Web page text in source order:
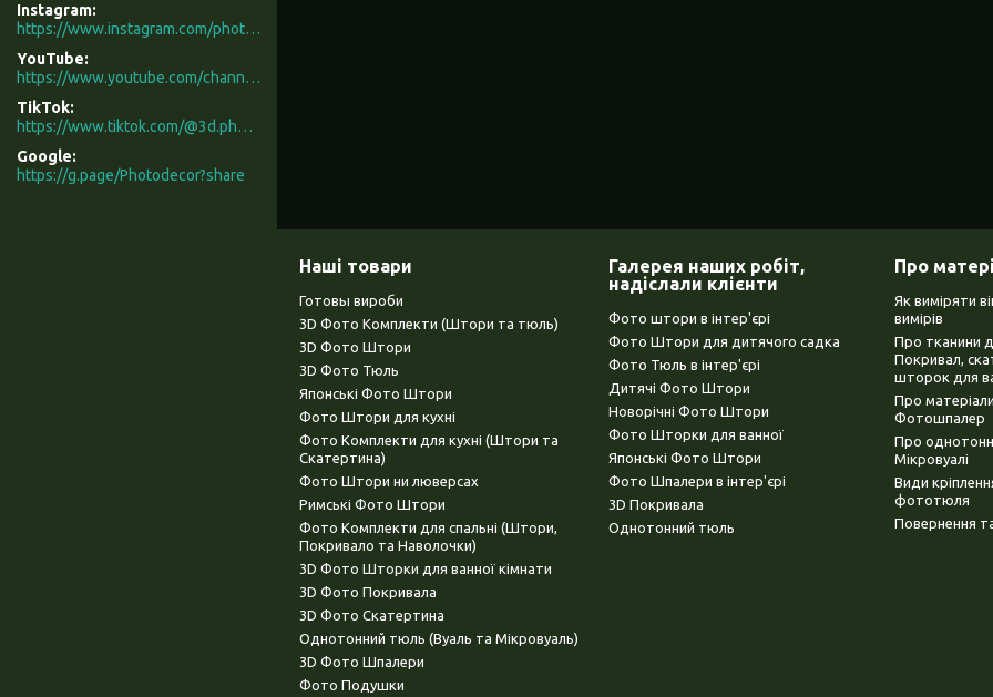
Instagram
https://www.instagram.com/photodecor.com.ua/
YouTube
https://www.youtube.com/channel/UCXCUerfqRY1Pw7-IptdbqyA/videos
TikTok
https://www.tiktok.com/@3d.photodecor?is_from_webapp=1&sender_device=pc
Google
https://g.page/Photodecor?share
Наші товари
Готовы вироби
3D Фото Комплекти (Штори та тюль)
3D Фото Штори
3D Фото Тюль
Японські Фото Штори
Фото Штори для кухні
Фото Комплекти для кухні (Штори та
Скатертина)
Фото Штори ни люверсах
Римські Фото Штори
Фото Комплекти для спальні (Штори,
Покривало та Наволочки)
3D Фото Шторки для ванної кімнати
3D Фото Покривала
3D Фото Скатертина
Однотонний тюль (Вуаль та Мікровуаль)
3D Фото Шпалери
Фото Подушки
Галерея наших робіт,
надіслали клієнти
Фото штори в інтер'єрі
Фото Штори для дитячого садка
Фото Тюль в інтер'єрі
Дитячі Фото Штори
Новорічні Фото Штори
Фото Шторки для ванної
Японські Фото Штори
Фото Шпалери в інтер'єрі
3D Покривала
Однотонний тюль
Про
Як виміряти
вимірів
Про тканини
Покривал,
шторок для
Про
Фотошпалер
Про
Мікровуалі
Види
фототюля
Повернення